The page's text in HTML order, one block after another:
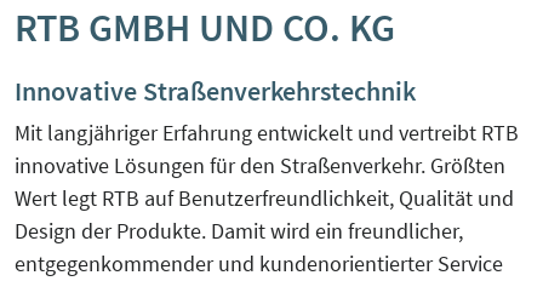
RTB GMBH UND CO. KG
Innovative Straßenverkehrstechnik
Mit langjähriger Erfahrung entwickelt und vertreibt RTB
innovative Lösungen für den Straßenverkehr. Größten
Wert legt RTB auf Benutzerfreundlichkeit, Qualität und
Design der Produkte. Damit wird ein freundlicher,
entgegenkommender und kundenorientierter Service
KreisEL
SchuBS® - Schule und Betrieb am
Samstag
5G4Industry (ausgelaufen)
DeSiRe-NG (ausgelaufen)
Kreislaufwirtschaft-Frugale Innovation-
Regeneratives Wirtschaften
Peer Group zur EU Taxonomie
Verordnung mit Unternehmen und
Finanzakteuren aus OWL